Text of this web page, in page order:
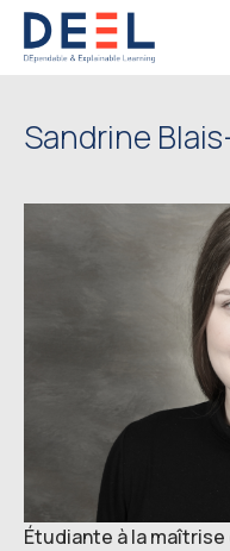
Sandrine
Étudiante à la